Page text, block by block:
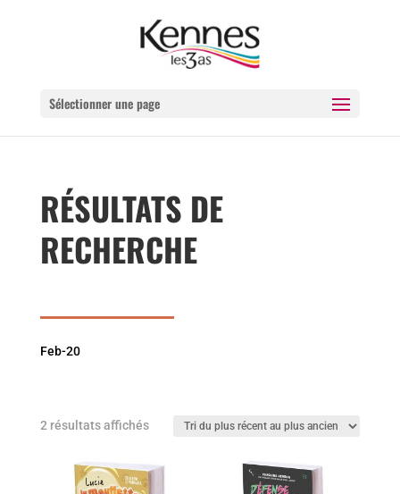
Sélectionner une page
RÉSULTATS DE
RECHERCHE
Feb-20
2 résultats affichés